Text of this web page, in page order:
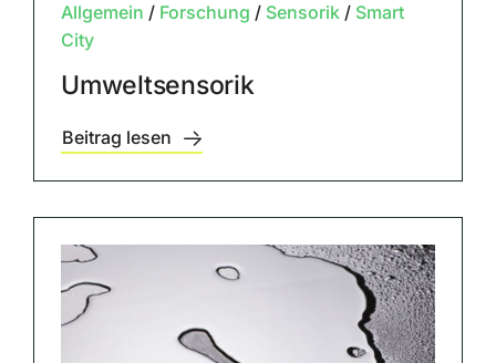
Allgemein / Forschung / Sensorik/ Smart
City
Umweltsensorik
Beitrag lesen